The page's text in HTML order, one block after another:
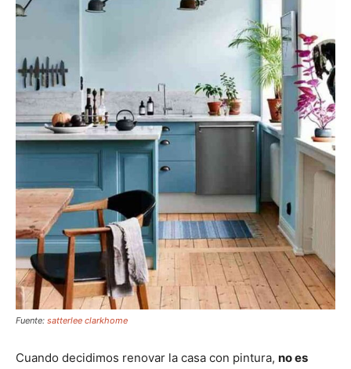
Fuente: satterlee clarkhome
Cuando decidimos renovar la casa con pintura, no es